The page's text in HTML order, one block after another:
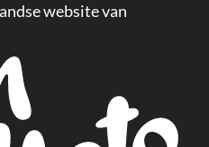
website van